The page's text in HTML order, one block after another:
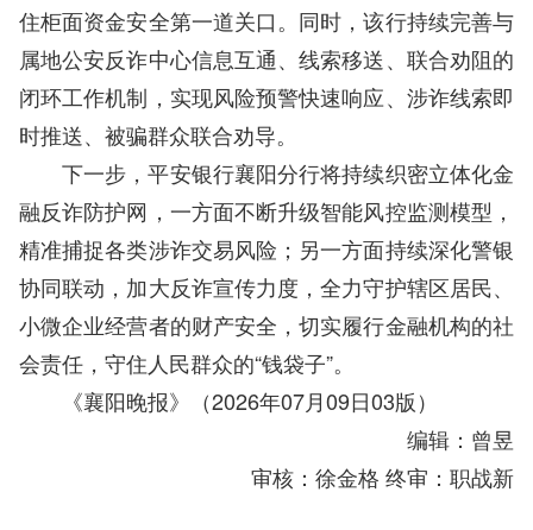
住柜面资金安全第一道关口。同时，该行持续完善与
属地公安反诈中心信息互通、线索移送、联合劝阻的
闭环工作机制，实现风险预警快速响应、涉诈线索即
时推送、被骗群众联合劝导。
下一步，平安银行襄阳分行将持续织密立体化金
融反诈防护网，一方面不断升级智能风控监测模型，
精准捕捉各类涉诈交易风险；另一方面持续深化警银
协同联动，加大反诈宣传力度，全力守护辖区居民、
小微企业经营者的财产安全，切实履行金融机构的社
会责任，守住人民群众的“钱袋子”。
《襄阳晚报》（2026年07月09日03版）
编辑：曾昱
审核：徐金格 终审：职战新